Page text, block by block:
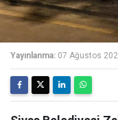
Yayınlanma: 07 Ağustos